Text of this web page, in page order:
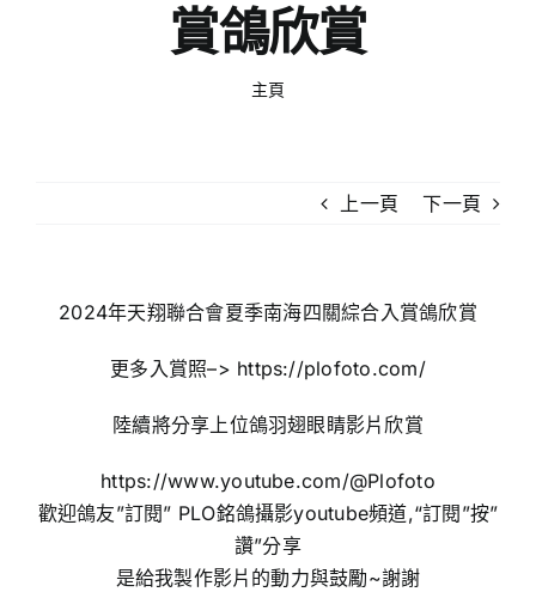
賞鴿欣賞
主頁
上一頁 下一頁
2024年天翔聯合會夏季南海四關綜合入賞鴿欣賞
更多入賞照–> https://plofoto.com/
陸續將分享上位鴿羽翅眼睛影片欣賞
https://www.youtube.com/@Plofoto
歡迎鴿友”訂閱” PLO銘鴿攝影youtube頻道,“訂閱”按”
讚”分享
是給我製作影片的動力與鼓勵~謝謝